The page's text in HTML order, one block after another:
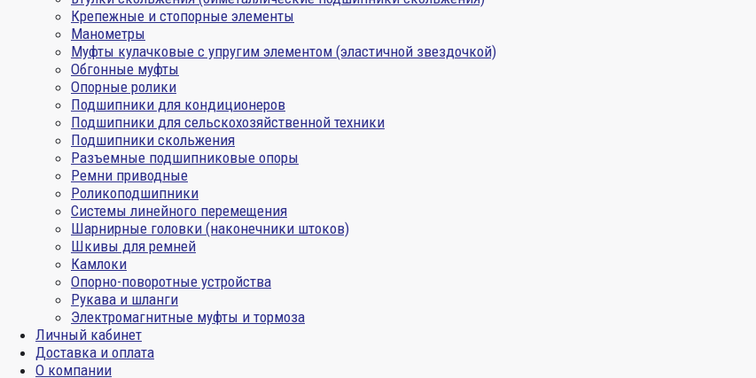
Крепежные и стопорные элементы
Манометры
Муфты кулачковые с упругим элементом (эластичной звездочкой)
Обгонные муфты
Опорные ролики
Подшипники для кондиционеров
Подшипники для сельскохозяйственной техники
Подшипники скольжения
Разъемные подшипниковые опоры
Ремни приводные
Роликоподшипники
Системы линейного перемещения
Шарнирные головки (наконечники штоков)
Шкивы для ремней
Камлоки
Опорно-поворотные устройства
Рукава и шланги
Электромагнитные муфты и тормоза
Личный кабинет
Доставка и оплата
О компании